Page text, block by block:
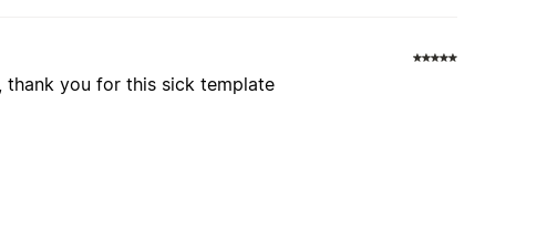
thank you for this sick template